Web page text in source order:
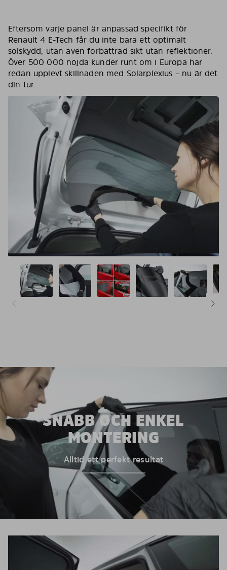
Eftersom varje panel är anpassad specifikt för
Renault 4 E-Tech får du inte bara ett optimalt
solskydd, utan även förbättrad sikt utan reflektioner.
Över 500 000 nöjda kunder runt om i Europa har
redan upplevt skillnaden med Solarplexius – nu är det
din tur.
SNABB OCH ENKEL
MONTERING
Alltid ett perfekt resultat